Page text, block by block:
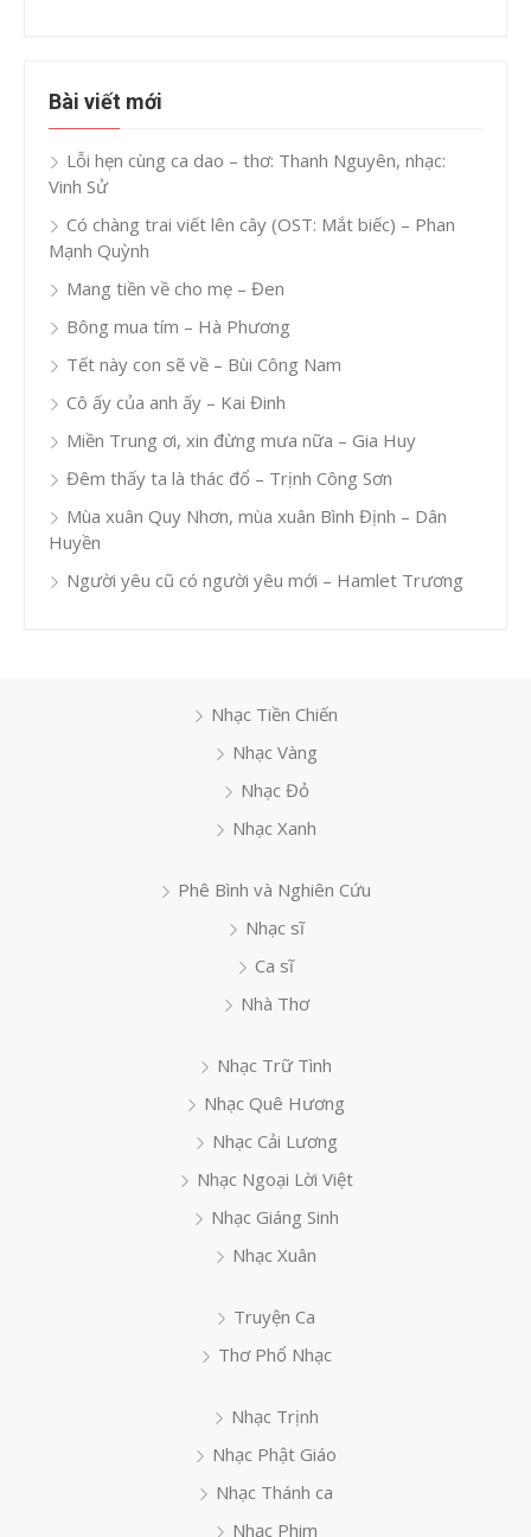
Bài viết mới
Lỗi hẹn cùng ca dao – thơ: Thanh Nguyên, nhạc:
Vinh Sử
Có chàng trai viết lên cây (OST: Mắt biếc) – Phan
Mạnh Quỳnh
Mang tiền về cho mẹ – Đen
Bông mua tím – Hà Phương
Tết này con sẽ về – Bùi Công Nam
Cô ấy của anh ấy – Kai Đinh
Miền Trung ơi, xin đừng mưa nữa – Gia Huy
Đêm thấy ta là thác đổ – Trịnh Công Sơn
Mùa xuân Quy Nhơn, mùa xuân Bình Định – Dân
Huyền
Người yêu cũ có người yêu mới – Hamlet Trương
Nhạc Tiền Chiến
Nhạc Vàng
Nhạc Đỏ
Nhạc Xanh
Phê Bình và Nghiên Cứu
Nhạc sĩ
Ca sĩ
Nhà Thơ
Nhạc Trữ Tình
Nhạc Quê Hương
Nhạc Cải Lương
Nhạc Ngoại Lời Việt
Nhạc Giáng Sinh
Nhạc Xuân
Truyện Ca
Thơ Phổ Nhạc
Nhạc Trịnh
Nhạc Phật Giáo
Nhạc Thánh ca
Nhạc Phim